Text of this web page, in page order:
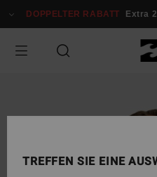
zur
springen
DOPPELTER RABATT Extra
TREFFEN SIE EINE